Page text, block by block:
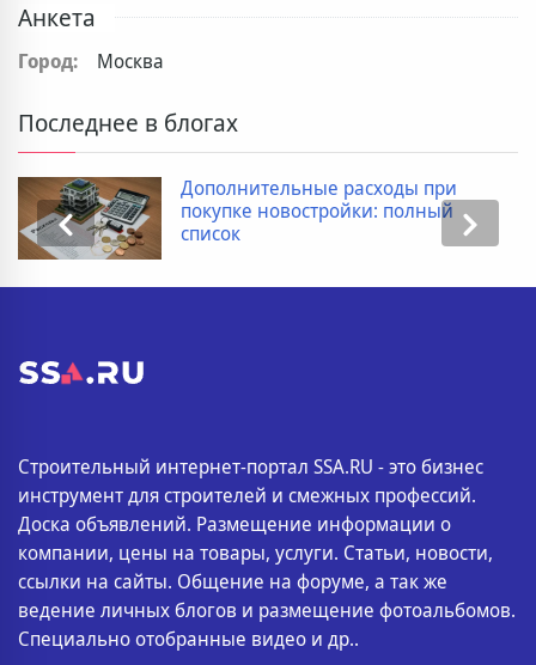
Анкета
Город: Москва
Последнее в блогах
Дополнительные расходы при
покупке новостройки: полный
список
Строительный интернет-портал SSA.RU - это бизнес
инструмент для строителей и смежных профессий.
Доска объявлений. Размещение информации о
компании, цены на товары, услуги. Статьи, новости,
ссылки на сайты. Общение на форуме, а так же
ведение личных блогов и размещение фотоальбомов.
Специально отобранные видео и др..